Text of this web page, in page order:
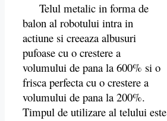
Telul metalic in forma de
balon al robotului intra in
actiune si creeaza albusuri
pufoase cu o crestere a
volumului de pana la 600% si o
frisca perfecta cu o crestere a
volumului de pana la 200%.
Timpul de utilizare al telului este